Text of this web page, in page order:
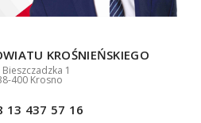
KROŚNIEŃSKIEGO
Bieszczadzka 1
400 Krosno
13 437 57 16